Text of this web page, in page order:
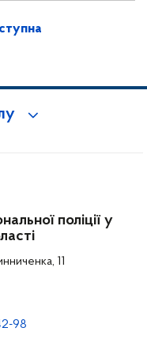
поліції у
11
98